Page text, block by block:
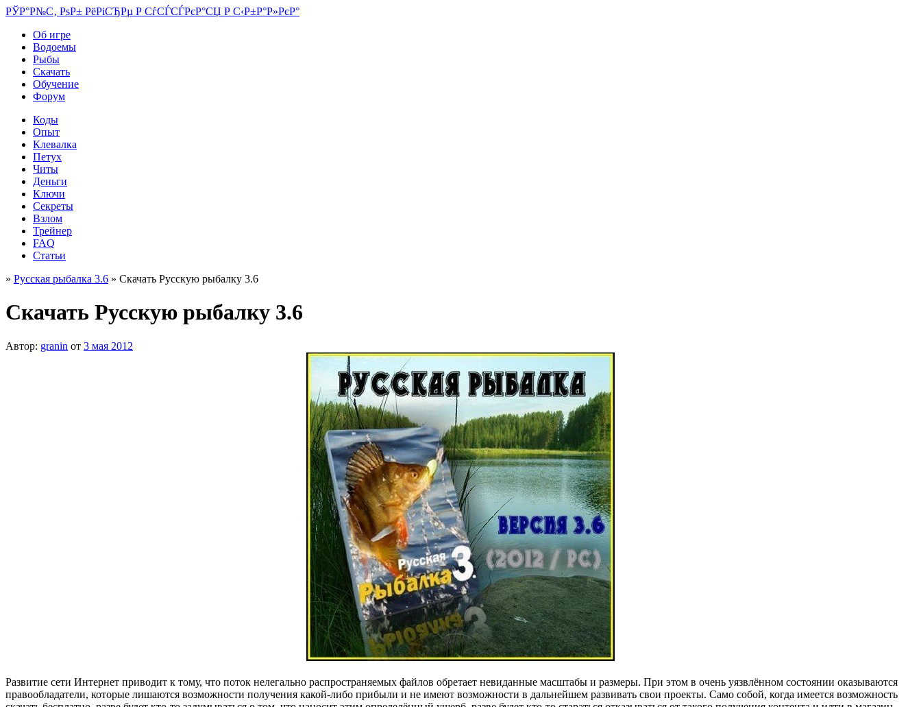
РЎР°Р№С‚ РѕР± РёРіСЂРµ Р СѓСЃСЃРєР°СЏ Р С‹Р±Р°Р»РєР°
Об игре
Водоемы
Рыбы
Скачать
Обучение
Форум
Коды
Опыт
Клевалка
Петух
Читы
Деньги
Ключи
Секреты
Взлом
Трейнер
FAQ
Статьи
» Русская рыбалка 3.6 » Скачать Русскую рыбалку 3.6
Скачать Русскую рыбалку 3.6
Автор: granin от 3 мая 2012
Развитие сети Интернет приводит к тому, что поток нелегально распространяемых файлов обретает невиданные масштабы и размеры. При этом в очень уязвлённом состоянии оказываются
правообладатели, которые лишаются возможности получения какой-либо прибыли и не имеют возможности в дальнейшем развивать свои проекты. Само собой, когда имеется возможность